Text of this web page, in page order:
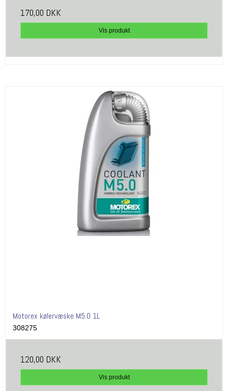
170,00 DKK
Vis produkt
Motorex kølervæske M5.0 1L
308275
120,00 DKK
Vis produkt